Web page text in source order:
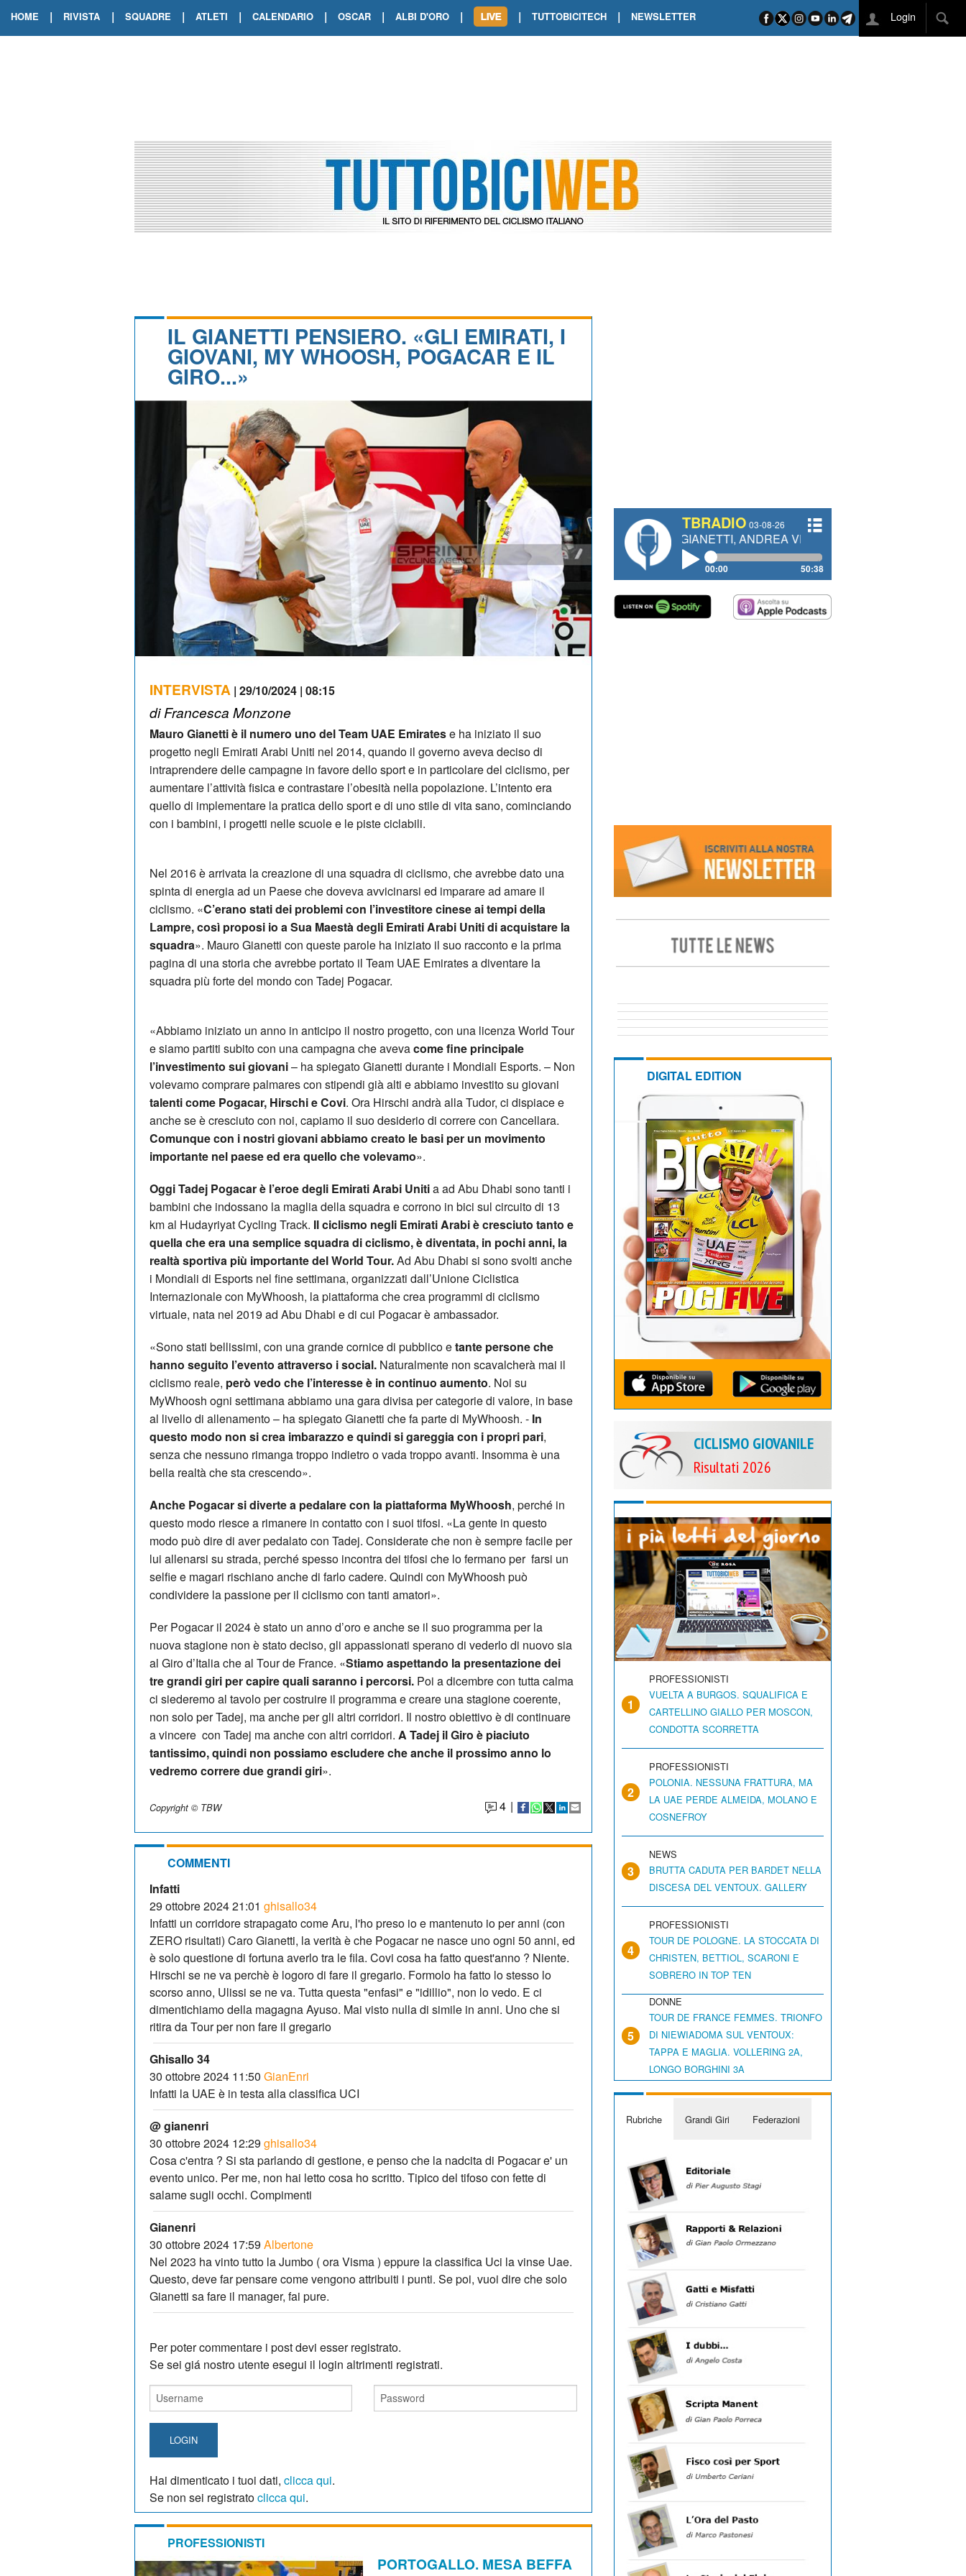
HOME | RIVISTA | SQUADRE | ATLETI | CALENDARIO | OSCAR | ALBI D'ORO |
TOUR DE FRANCE. ORCIERES-MERLETTE INCORONA CARAPAZ
TOUR DE FRANCE. A VOIRON TRIONFO DI PHILIPSEN SU SCHMID E KOOIJ
| TUTTOBICITECH | NEWSLETTER Login
IL GIANETTI PENSIERO. «GLI EMIRATI, I
GIOVANI, MY WHOOSH, POGACAR E IL
GIRO...»
INTERVISTA | 29/10/2024 | 08:15
di Francesca Monzone
Mauro Gianetti è il numero uno del Team UAE Emiratese ha iniziato il suo
progetto negli Emirati Arabi Uniti nel 2014, quando il governo aveva deciso di
intraprendere delle campagne in favore dello sport e in particolare del ciclismo, per
aumentare l’attività fisica e contrastare l’obesità nella popolazione. L’intento era
quello di implementare la pratica dello sport e di uno stile di vita sano, cominciando
con i bambini, i progetti nelle scuole e le piste ciclabili.
Nel 2016 è arrivata la creazione di una squadra di ciclismo, che avrebbe dato una
spinta di energia ad un Paese che doveva avvicinarsi ed imparare ad amare il
ciclismo. «C’erano stati dei problemi con l’investitore cinese ai tempi della
Lampre, così proposi io a Sua Maestà degli Emirati Arabi Uniti di acquistare la
squadra». Mauro Gianetti con queste parole ha iniziato il suo racconto e la prima
pagina di una storia che avrebbe portato il Team UAE Emirates a diventare la
squadra più forte del mondo con Tadej Pogacar.
«Abbiamo iniziato un anno in anticipo il nostro progetto, con una licenza World Tour
e siamo partiti subito con una campagna che avevacome fine principale
l’investimento sui giovani– ha spiegato Gianetti durante i Mondiali Esports. – Non
volevamo comprare palmares con stipendi già alti e abbiamo investito su giovani
talenti come Pogacar, Hirschi e Covi. Ora Hirschi andrà alla Tudor, ci dispiace e
anche se è cresciuto con noi, capiamo il suo desiderio di correre con Cancellara.
Comunque con i nostri giovani abbiamo creato le basi per un movimento
importante nel paese ed era quello che volevamo».
Oggi Tadej Pogacar è l’eroe degli Emirati Arabi Unitia ad Abu Dhabi sono tanti i
bambini che indossano la maglia della squadra e corrono in bici sul circuito di 13
km al Hudayriyat Cycling Track. Il ciclismo negli Emirati Arabi è cresciuto tanto e
quella che era una semplice squadra di ciclismo, è diventata, in pochi anni, la
realtà sportiva più importante del World Tour.Ad Abu Dhabi si sono svolti anche
i Mondiali di Esports nel fine settimana, organizzati dall’Unione Ciclistica
Internazionale con MyWhoosh, la piattaforma che crea programmi di ciclismo
virtuale, nata nel 2019 ad Abu Dhabi e di cui Pogacar è ambassador.
«Sono stati bellissimi, con una grande cornice di pubblico etante persone che
hanno seguito l’evento attraverso i social. Naturalmente non scavalcherà mai il
ciclismo reale, però vedo che l’interesse è in continuo aumento. Noi su
MyWhoosh ogni settimana abbiamo una gara divisa per categorie di valore, in base
al livello di allenamento – ha spiegato Gianetti che fa parte di MyWhoosh. - In
questo modo non si crea imbarazzo e quindi si gareggia con i propri pari,
senza che nessuno rimanga troppo indietro o vada troppo avanti. Insomma è una
bella realtà che sta crescendo».
Anche Pogacar si diverte a pedalare con la piattaforma MyWhoosh, perché in
questo modo riesce a rimanere in contatto con i suoi tifosi. «La gente in questo
modo può dire di aver pedalato con Tadej. Considerate che non è sempre facile per
lui allenarsi su strada, perché spesso incontra dei tifosi che lo fermano per farsi un
selfie e magari rischiano anche di farlo cadere. Quindi con MyWhoosh può
condividere la passione per il ciclismo con tanti amatori».
Per Pogacar il 2024 è stato un anno d’oro e anche se il suo programma per la
nuova stagione non è stato deciso, gli appassionati sperano di vederlo di nuovo sia
al Giro d’Italia che al Tour de France. «Stiamo aspettando la presentazione dei
tre grandi giri per capire quali saranno i percorsi. Poi a dicembre con tutta calma
ci siederemo al tavolo per costruire il programma e creare una stagione coerente,
non solo per Tadej, ma anche per gli altri corridori. Il nostro obiettivo è di continuare
a vincere con Tadej ma anche con altri corridori. A Tadej il Giro è piaciuto
tantissimo, quindi non possiamo escludere che anche il prossimo anno lo
vedremo correre due grandi giri».
Copyright © TBW 4 |
COMMENTI
Infatti
29 ottobre 2024 21:01 ghisallo34
Infatti un corridore strapagato come Aru, l'ho preso io e mantenuto io per anni (con
ZERO risultati) Caro Gianetti, la verità è che Pogacar ne nasce uno ogni 50 anni, ed
è solo questione di fortuna averlo tra le fila. Covi cosa ha fatto quest'anno ? Niente.
Hirschi se ne va perchè è logoro di fare il gregario. Formolo ha fatto lo stesso lo
scorso anno, Ulissi se ne va. Tutta questa "enfasi" e "idillio", non lo vedo. E ci
dimentichiamo della magagna Ayuso. Mai visto nulla di simile in anni. Uno che si
ritira da Tour per non fare il gregario
Ghisallo 34
30 ottobre 2024 11:50 GianEnri
Infatti la UAE è in testa alla classifica UCI
@ gianenri
30 ottobre 2024 12:29 ghisallo34
Cosa c'entra ? Si sta parlando di gestione, e penso che la nadcita di Pogacar e' un
evento unico. Per me, non hai letto cosa ho scritto. Tipico del tifoso con fette di
salame sugli occhi. Compimenti
Gianenri
30 ottobre 2024 17:59 Albertone
Nel 2023 ha vinto tutto la Jumbo ( ora Visma ) eppure la classifica Uci la vinse Uae.
Questo, deve far pensare come vengono attribuiti i punti. Se poi, vuoi dire che solo
Gianetti sa fare il manager, fai pure.
Per poter commentare i post devi esser registrato.
Se sei giá nostro utente esegui il login altrimenti registrati.
LOGIN
Hai dimenticato i tuoi dati, clicca qui.
Se non sei registratoclicca qui.
PROFESSIONISTI
PORTOGALLO. MESA BEFFA
TBRADIO 03-08-26
#334 CHARLY WEGELIUS, MAURO GIANETTI, ANDREA VENDRAME, FILIPPO FIORELLI
00:00 50:38
DIGITAL EDITION
CICLISMO GIOVANILE
Risultati 2026
1
PROFESSIONISTI
VUELTA A BURGOS. SQUALIFICA E
CARTELLINO GIALLO PER MOSCON,
CONDOTTA SCORRETTA
2
PROFESSIONISTI
POLONIA. NESSUNA FRATTURA, MA
LA UAE PERDE ALMEIDA, MOLANO E
COSNEFROY
3
NEWS
BRUTTA CADUTA PER BARDET NELLA
DISCESA DEL VENTOUX. GALLERY
4
PROFESSIONISTI
TOUR DE POLOGNE. LA STOCCATA DI
CHRISTEN, BETTIOL, SCARONI E
SOBRERO IN TOP TEN
5
DONNE
TOUR DE FRANCE FEMMES. TRIONFO
DI NIEWIADOMA SUL VENTOUX:
TAPPA E MAGLIA. VOLLERING 2A,
LONGO BORGHINI 3A
Rubriche Grandi Giri Federazioni